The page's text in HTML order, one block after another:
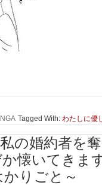
Tagged With:わたしに優
の婚約者を
懐いてきま
かりごと～